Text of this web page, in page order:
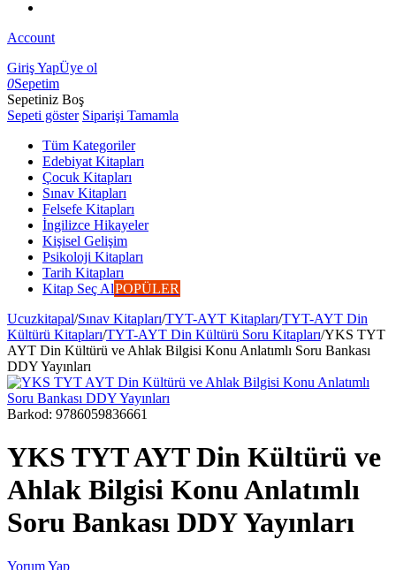
Account
Giriş YapÜye ol
0Sepetim
Sepetiniz Boş
Sepeti göster Siparişi Tamamla
Tüm Kategoriler
Edebiyat Kitapları
Çocuk Kitapları
Sınav Kitapları
Felsefe Kitapları
İngilizce Hikayeler
Kişisel Gelişim
Psikoloji Kitapları
Tarih Kitapları
Kitap Seç AlPOPÜLER
Ucuzkitapal/Sınav Kitapları/TYT-AYT Kitapları/TYT-AYT Din
Kültürü Kitapları/TYT-AYT Din Kültürü Soru Kitapları/YKS TYT
AYT Din Kültürü ve Ahlak Bilgisi Konu Anlatımlı Soru Bankası
DDY Yayınları
Barkod: 9786059836661
YKS TYT AYT Din Kültürü ve
Ahlak Bilgisi Konu Anlatımlı
Soru Bankası DDY Yayınları
Yorum Yap